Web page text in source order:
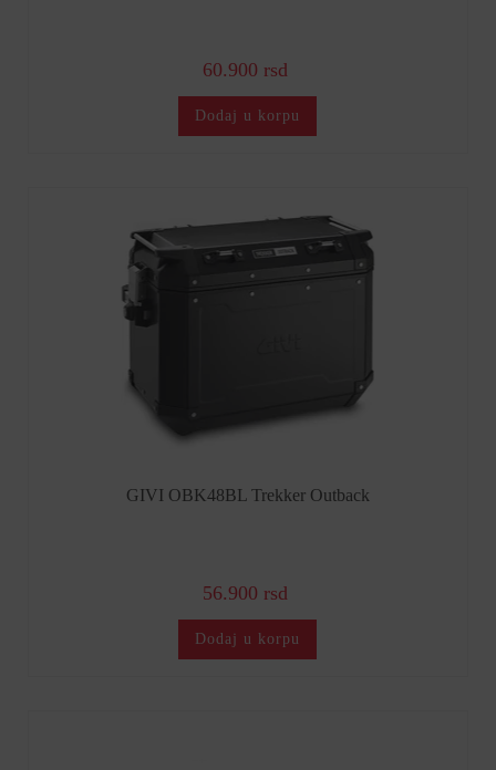
60.900 rsd
Dodaj u korpu
GIVI OBK48BL Trekker Outback
56.900 rsd
Dodaj u korpu